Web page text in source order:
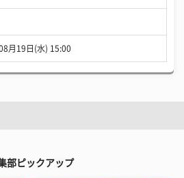
月19日(水) 15:00
部ピックアップ